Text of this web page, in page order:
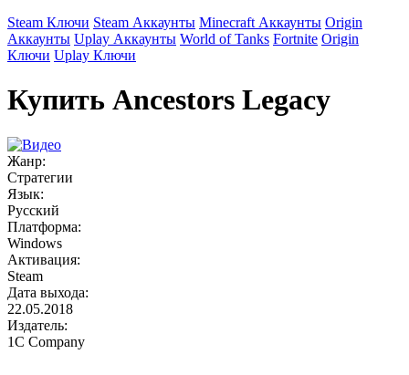
Steam Ключи Steam Аккаунты Minecraft Аккаунты Origin
Аккаунты Uplay Аккаунты World of Tanks Fortnite Origin
Ключи Uplay Ключи
Купить Ancestors Legacy
Жанр:
Стратегии
Язык:
Русский
Платформа:
Windows
Активация:
Steam
Дата выхода:
22.05.2018
Издатель:
1C Company